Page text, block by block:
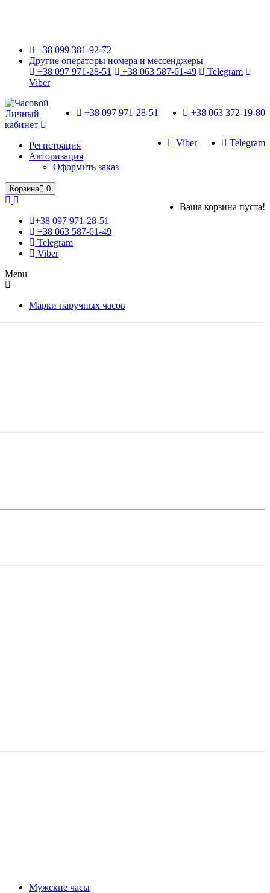
+38 099 381-92-72
Другие операторы номера и мессенджеры
+38 097 971-28-51
+38 063 587-61-49
Telegram
Viber
+38 063 372-19-80
+38 097 971-28-51
Telegram
Viber
Личный
кабинет
Регистрация
Авторизация
Оформить заказ
Корзина 0
Ваша корзина пуста!
+38 097 971-28-51
+38 063 587-61-49
Telegram
Viber
Menu
Марки наручных часов
Мужские часы